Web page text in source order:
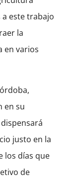
a este trabajo
la
en varios
en su
justo en la
los días que
de